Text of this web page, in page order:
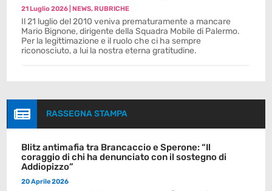
21 Luglio 2026 |NEWS,RUBRICHE
Il 21 luglio del 2010 veniva prematuramente a mancare
Mario Bignone, dirigente della Squadra Mobile di Palermo.
Per la legittimazione e il ruolo che ci ha sempre
riconosciuto, a lui la nostra eterna gratitudine.
 RASSEGNA STAMPA
Blitz antimafia tra Brancaccio e Sperone: “Il
coraggio di chi ha denunciato con il sostegno di
Addiopizzo”
20 Aprile 2026